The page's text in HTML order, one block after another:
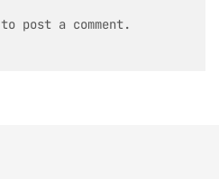
to post a comment.